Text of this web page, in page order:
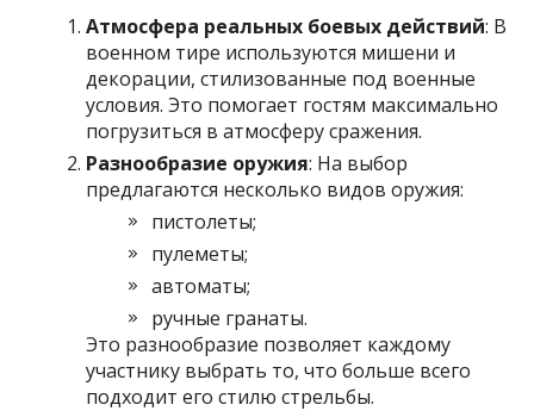
Атмосфера реальных боевых действий: В
военном тире используются мишени и
декорации, стилизованные под военные
условия. Это помогает гостям максимально
погрузиться в атмосферу сражения.
Разнообразие оружия: На выбор
предлагаются несколько видов оружия:
пистолеты;
пулеметы;
автоматы;
ручные гранаты.
Это разнообразие позволяет каждому
участнику выбрать то, что больше всего
подходит его стилю стрельбы.